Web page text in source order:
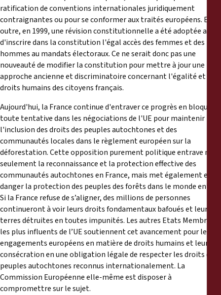
ratification de conventions internationales juridiquement
contraignantes ou pour se conformer aux traités européens. En
outre, en 1999, une révision constitutionnelle a été adoptée afin
d'inscrire dans la constitution l'égal accès des femmes et des
hommes au mandats électoraux. Ce ne serait donc pas une
nouveauté de modifier la constitution pour mettre à jour une
approche ancienne et discriminatoire concernant l'égalité et les
droits humains des citoyens français.
Aujourd'hui, la France continue d'entraver ce progrès en bloquant
toute tentative dans les négociations de l'UE pour maintenir
l'inclusion des droits des peuples autochtones et des
communautés locales dans le règlement européen sur la
déforestation. Cette opposition purement politique entrave non
seulement la reconnaissance et la protection effective des
communautés autochtones en France, mais met également en
danger la protection des peuples des forêts dans le monde entier.
Si la France refuse de s’aligner, des millions de personnes
continueront à voir leurs droits fondamentaux bafoués et leurs
terres détruites en toutes impunités. Les autres Etats Membres
les plus influents de l’UE soutiennent cet avancement pour les
engagements européens en matière de droits humains et leur
consécration en une obligation légale de respecter les droits des
peuples autochtones reconnus internationalement. La
Commission Européenne elle-même est disposer à
compromettre sur le sujet.